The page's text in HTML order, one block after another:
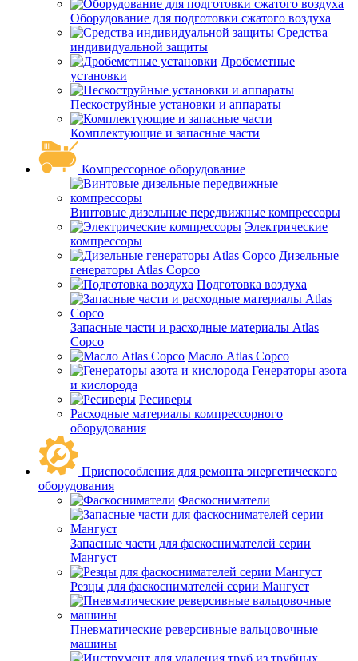
Оборудование для подготовки сжатого воздуха
Средства
индивидуальной защиты
Дробеметные
установки
Пескоструйные установки и аппараты
Комплектующие и запасные части
Компрессорное оборудование
Винтовые дизельные передвижные компрессоры
Электрические
компрессоры
Дизельные
генераторы Atlas Copco
Подготовка воздуха
Запасные части и расходные материалы Atlas
Copco
Масло Atlas Copco
Генераторы азота
и кислорода
Ресиверы
Расходные материалы компрессорного
оборудования
Приспособления для ремонта энергетического
оборудования
Фаскосниматели
Запасные части для фаскоснимателей серии
Мангуст
Резцы для фаскоснимателей серии Мангуст
Пневматические реверсивные вальцовочные
машины